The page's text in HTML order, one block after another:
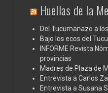
Huellas de la
Del Tucumanazo a
Bajo los ecos del
INFORME Revista
provincias
Madres de Plaza de
Entrevista a Carlos
Entrevista a Susana